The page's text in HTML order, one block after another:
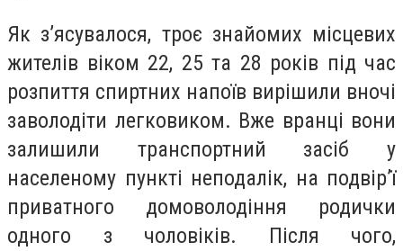
Як з’ясувалося, троє знайомих місцевих
жителів віком 22, 25 та 28 років під час
розпиття спиртних напоїв вирішили вночі
заволодіти легковиком. Вже вранці вони
залишили транспортний засіб у
населеному пункті неподалік, на подвір’ї
приватного домоволодіння родички
одного з чоловіків. Після чого,